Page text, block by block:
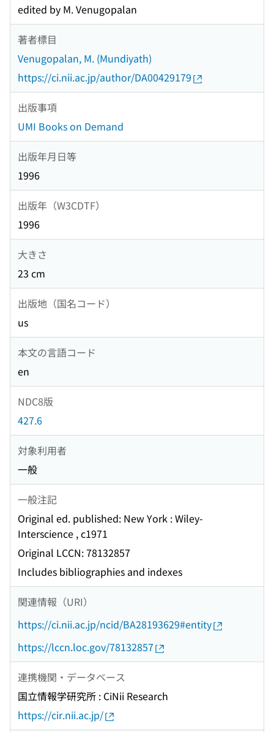
edited by M. Venugopalan
著者標目
Venugopalan, M. (Mundiyath)
https://ci.nii.ac.jp/author/DA00429179
出版事項
UMI Books on Demand
出版年月日等
1996
出版年（W3CDTF）
1996
大きさ
23 cm
出版地（国名コード）
us
本文の言語コード
en
NDC8版
427.6
対象利用者
一般
一般注記
Original ed. published: New York : Wiley-
Interscience , c1971
Original LCCN: 78132857
Includes bibliographies and indexes
関連情報（URI）
https://ci.nii.ac.jp/ncid/BA28193629#entity
https://lccn.loc.gov/78132857
連携機関・データベース
国立情報学研究所 : CiNii Research
https://cir.nii.ac.jp/